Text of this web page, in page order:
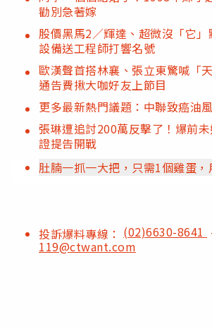
勸別急著嫁
股價黑馬2／輝達、超微沒「它
設備送工程師打響名號
歐漢聲首搭林襄、張立東驚喊「
通告費揪大咖好友上節目
更多最新熱門議題：中聯致癌油
張琳遭追討200萬反擊了！爆前
證提告開戰
肚腩一抓一大把，只需1個雞蛋
投訴爆料專線： (02)6630-8641
119@ctwant.com